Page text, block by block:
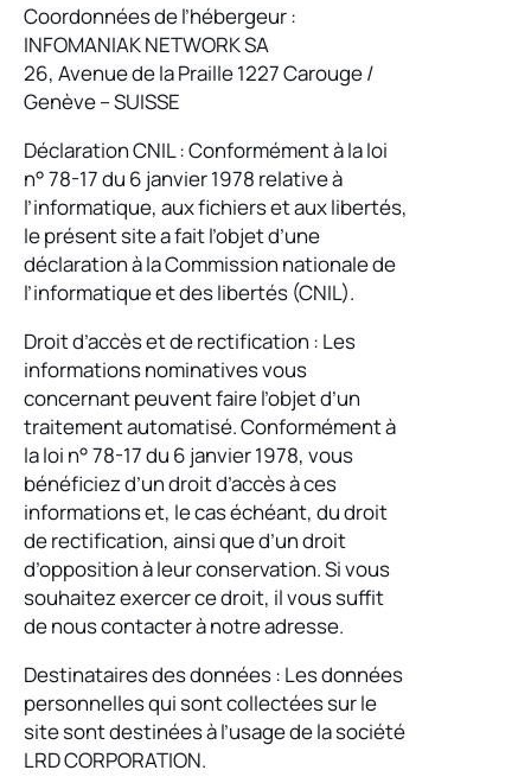
Coordonnées de l’hébergeur :
INFOMANIAK NETWORK SA
26, Avenue de la Praille 1227 Carouge /
Genève – SUISSE
Déclaration CNIL : Conformément à la loi
n° 78-17 du 6 janvier 1978 relative à
l’informatique, aux fichiers et aux libertés,
le présent site a fait l’objet d’une
déclaration à la Commission nationale de
l’informatique et des libertés (CNIL).
Droit d’accès et de rectification : Les
informations nominatives vous
concernant peuvent faire l’objet d’un
traitement automatisé. Conformément à
la loi n° 78-17 du 6 janvier 1978, vous
bénéficiez d’un droit d’accès à ces
informations et, le cas échéant, du droit
de rectification, ainsi que d’un droit
d’opposition à leur conservation. Si vous
souhaitez exercer ce droit, il vous suffit
de nous contacter à notre adresse.
Destinataires des données : Les données
personnelles qui sont collectées sur le
site sont destinées à l’usage de la société
LRD CORPORATION.